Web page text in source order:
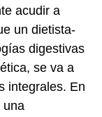
acudir a
un dietista-
digestivas
se va a
integrales. En
una